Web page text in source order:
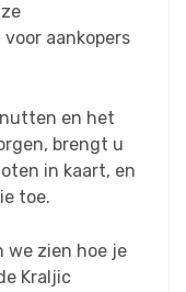
voor aankopers
en het
brengt u
in kaart, en
toe.
we zien hoe je
Kraljic